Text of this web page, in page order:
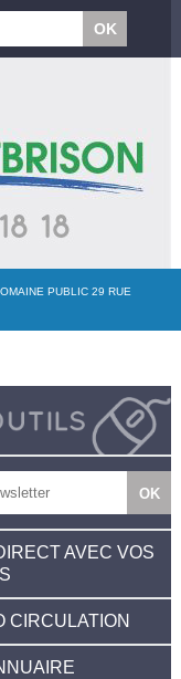
PUBLIC 29 RUE
AVEC VOS
CIRCULATION